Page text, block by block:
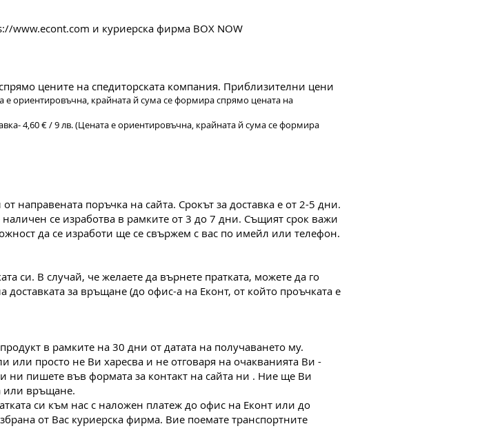
www.econt.com и куриерска фирма BOX NOW
цените на спедиторската компания. Приблизителни цени
е ориентировъчна, крайната й сума се формира спрямо цената на
4,60 € / 9 лв. (Цената е ориентировъчна, крайната й сума се формира
направената поръчка на сайта. Срокът за доставка е от 2-5 дни.
се изработва в рамките от 3 до 7 дни. Същият срок важи
да се изработи ще се свържем с вас по имейл или телефон.
си. В случай, че желаете да върнете пратката, можете да го
доставката за връщане (до офис-а на Еконт, от който проъчката е
в рамките на 30 дни от датата на получаването му.
или просто не Ви харесва и не отговаря на очакванията Ви -
ни пишете във формата за контакт на сайта ни . Ние ще Ви
или връщане.
си към нас с наложен платеж до офис на Еконт или до
от Вас куриерска фирма. Вие поемате транспортните